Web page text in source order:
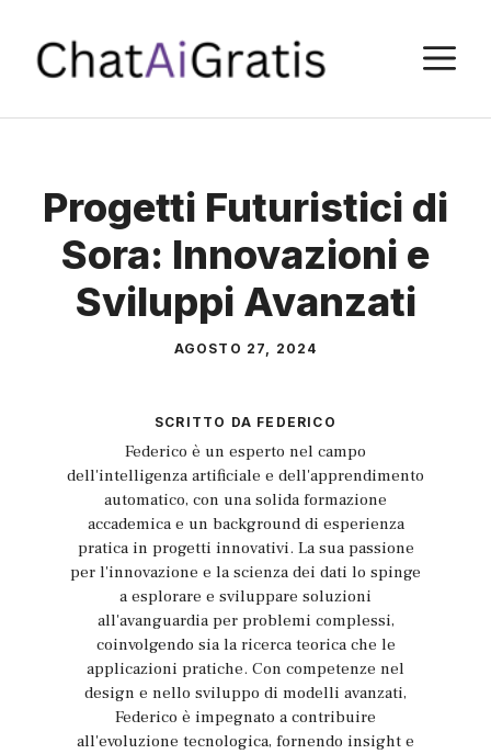
contenuto
Progetti Futuristici di
Sora: Innovazioni e
Sviluppi Avanzati
AGOSTO 27, 2024
SCRITTO DA FEDERICO
Federico è un esperto nel campo
dell'intelligenza artificiale e dell'apprendimento
automatico, con una solida formazione
accademica e un background di esperienza
pratica in progetti innovativi. La sua passione
per l'innovazione e la scienza dei dati lo spinge
a esplorare e sviluppare soluzioni
all'avanguardia per problemi complessi,
coinvolgendo sia la ricerca teorica che le
applicazioni pratiche. Con competenze nel
design e nello sviluppo di modelli avanzati,
Federico è impegnato a contribuire
all'evoluzione tecnologica, fornendo insight e